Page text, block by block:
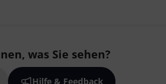
was Sie sehen?
Hilfe & Feedback